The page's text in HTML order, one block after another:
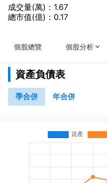
成交量(萬)：1.67
總市值(億)：0.17
個股總覽 個股分析
資產負債表
季合併 年合併